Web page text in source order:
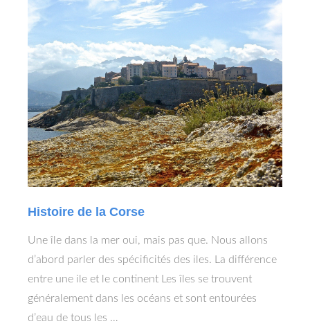
Histoire de la Corse
Une île dans la mer oui, mais pas que. Nous allons
d’abord parler des spécificités des iles. La différence
entre une ile et le continent Les îles se trouvent
généralement dans les océans et sont entourées
d’eau de tous les …